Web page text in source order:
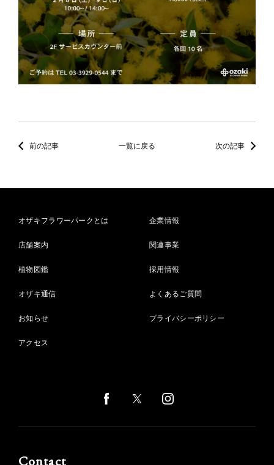
前の記事 一覧に戻る 次の記事
オザキフラワーパークとは
店舗案内
植物図鑑
オザキ通信
お知らせ
アクセス
企業情報
関連事業
採用情報
よくあるご質問
プライバシーポリシー
Contact